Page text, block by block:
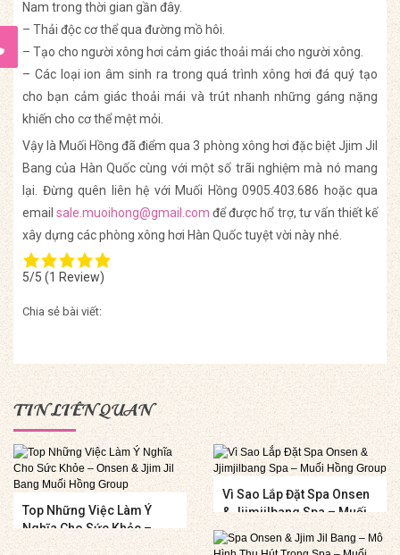
Nam trong thời gian gần đây.
– Thải độc cơ thể qua đường mồ hôi.
– Tạo cho người xông hơi cảm giác thoải mái cho người xông.
– Các loại ion âm sinh ra trong quá trình xông hơi đá quý tạo
cho bạn cảm giác thoải mái và trút nhanh những gáng nặng
khiến cho cơ thể mệt mỏi.
Vậy là Muối Hồng đã điểm qua 3 phòng xông hơi đặc biệt Jjim Jil
Bang của Hàn Quốc cùng với một số trãi nghiệm mà nó mang
lại. Đừng quên liên hệ với Muối Hồng 0905.403.686 hoặc qua
emailsale.muoihong@gmail.com để được hổ trợ, tư vấn thiết kế
xây dựng các phòng xông hơi Hàn Quốc tuyệt vời này nhé.
5/5 (1 Review)
Chia sẻ bài viết:
TIN LIÊN QUAN
Top Những Việc Làm Ý
Nghĩa Cho Sức Khỏe –
Onsen & Jjim Jil Bang
Vì Sao Lắp Đặt Spa Onsen
& Jjimjilbang Spa – Muối
Hồng Group